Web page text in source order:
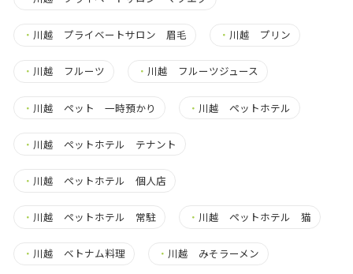
・ 川越 プライベートサロン 眉毛 ・ 川越 プリン
・ 川越 フルーツ ・ 川越 フルーツジュース
・ 川越 ペット 一時預かり ・ 川越 ペットホテル
・ 川越 ペットホテル テナント
・ 川越 ペットホテル 個人店
・ 川越 ペットホテル 常駐 ・ 川越 ペットホテル 猫
・ 川越 ベトナム料理 ・ 川越 みそラーメン